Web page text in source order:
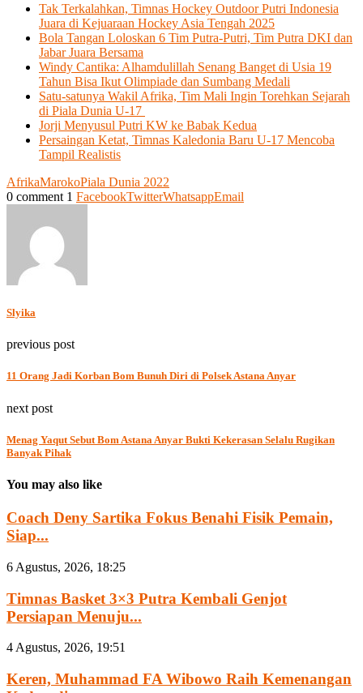
Tak Terkalahkan, Timnas Hockey Outdoor Putri Indonesia
Juara di Kejuaraan Hockey Asia Tengah 2025
Bola Tangan Loloskan 6 Tim Putra-Putri, Tim Putra DKI dan
Jabar Juara Bersama
Windy Cantika: Alhamdulillah Senang Banget di Usia 19
Tahun Bisa Ikut Olimpiade dan Sumbang Medali
Satu-satunya Wakil Afrika, Tim Mali Ingin Torehkan Sejarah
di Piala Dunia U-17
Jorji Menyusul Putri KW ke Babak Kedua
Persaingan Ketat, Timnas Kaledonia Baru U-17 Mencoba
Tampil Realistis
AfrikaMarokoPiala Dunia 2022
0 comment 1 FacebookTwitterWhatsappEmail
Slyika
previous post
11 Orang Jadi Korban Bom Bunuh Diri di Polsek Astana Anyar
next post
Menag Yaqut Sebut Bom Astana Anyar Bukti Kekerasan Selalu Rugikan
Banyak Pihak
You may also like
Coach Deny Sartika Fokus Benahi Fisik Pemain,
Siap...
6 Agustus, 2026, 18:25
Timnas Basket 3×3 Putra Kembali Genjot
Persiapan Menuju...
4 Agustus, 2026, 19:51
Keren, Muhammad FA Wibowo Raih Kemenangan